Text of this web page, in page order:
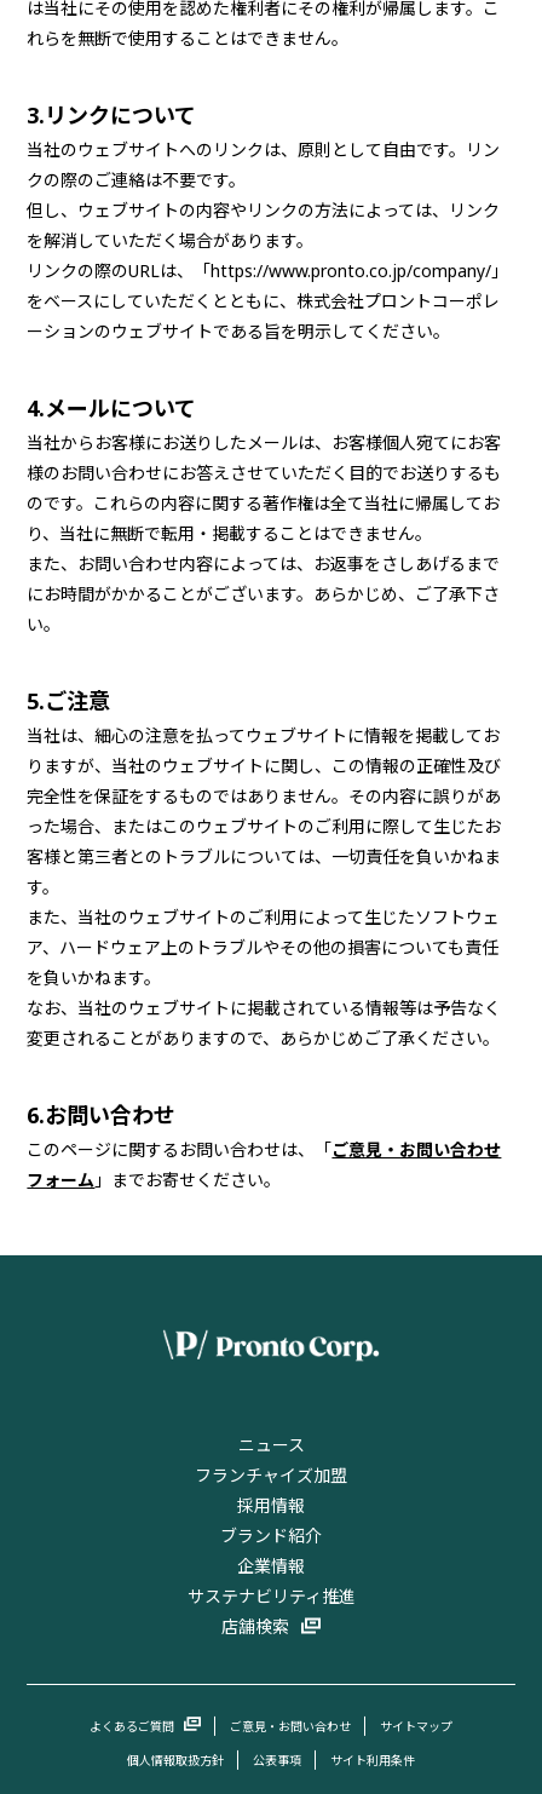
フランチャイズ加盟
ブランド紹介
企業情報
店舗検索
は当社にその使用を認めた権利者にその権利が帰属します。こ
れらを無断で使用することはできません。
3.リンクについて
当社のウェブサイトへのリンクは、原則として自由です。リン
クの際のご連絡は不要です。
但し、ウェブサイトの内容やリンクの方法によっては、リンク
を解消していただく場合があります。
リンクの際のURLは、「https://www.pronto.co.jp/company/」
をベースにしていただくとともに、株式会社プロントコーポレ
ーションのウェブサイトである旨を明示してください。
4.メールについて
当社からお客様にお送りしたメールは、お客様個人宛てにお客
様のお問い合わせにお答えさせていただく目的でお送りするも
のです。これらの内容に関する著作権は全て当社に帰属してお
り、当社に無断で転用・掲載することはできません。
また、お問い合わせ内容によっては、お返事をさしあげるまで
にお時間がかかることがございます。あらかじめ、ご了承下さ
い。
5.ご注意
当社は、細心の注意を払ってウェブサイトに情報を掲載してお
りますが、当社のウェブサイトに関し、この情報の正確性及び
完全性を保証をするものではありません。その内容に誤りがあ
った場合、またはこのウェブサイトのご利用に際して生じたお
客様と第三者とのトラブルについては、一切責任を負いかねま
す。
また、当社のウェブサイトのご利用によって生じたソフトウェ
ア、ハードウェア上のトラブルやその他の損害についても責任
を負いかねます。
なお、当社のウェブサイトに掲載されている情報等は予告なく
変更されることがありますので、あらかじめご了承ください。
6.お問い合わせ
このページに関するお問い合わせは、「ご意見・お問い合わせ
フォーム 」までお寄せください。
ニュース
フランチャイズ加盟
採用情報
ブランド紹介
企業情報
サステナビリティ推進
店舗検索
よくあるご質問 ご意見・お問い合わせ
サイトマップ
個人情報取扱方針
公表事項 サイト利用条件